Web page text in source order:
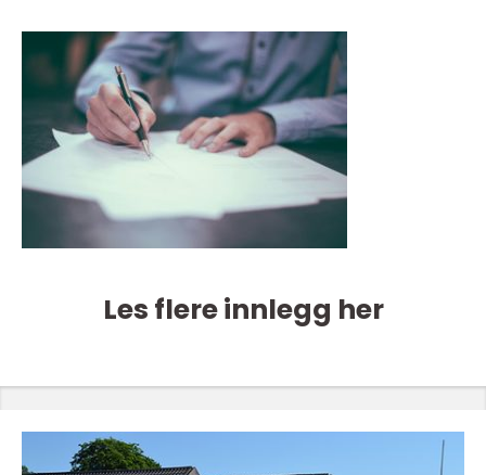
Les flere innlegg her